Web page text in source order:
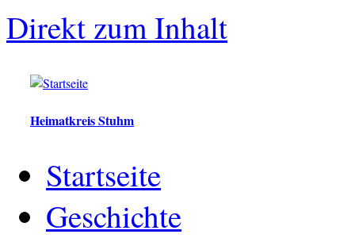
Direkt zum Inhalt
Heimatkreis Stuhm
Startseite
Geschichte